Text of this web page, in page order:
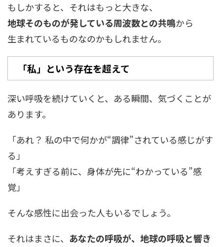
もしかすると、それはもっと大きな、
地球そのものが発している周波数との共鳴から
生まれているものなのかもしれません。
「私」という存在を超えて
深い呼吸を続けていくと、ある瞬間、気づくことが
あります。
「あれ？ 私の中で何かが“調律”されている感じがす
る」
「考えすぎる前に、身体が先に“わかっている”感
覚」
そんな感性に出会った人もいるでしょう。
それはまさに、 あなたの呼吸が、地球の呼吸と響き